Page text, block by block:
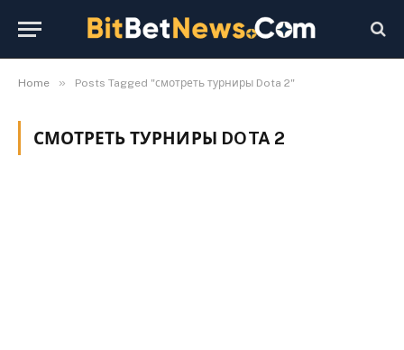
Home » Posts Tagged "смотреть турниры Dota 2"
СМОТРЕТЬ ТУРНИРЫ DOTA 2